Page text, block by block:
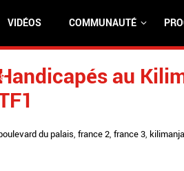
VIDÉOS COMMUNAUTÉ
Handicapés au
du palais, france 2, france 3,